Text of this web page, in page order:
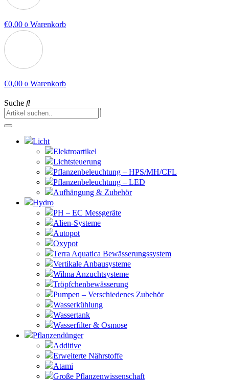
€0,00 0 Warenkorb
€0,00 0 Warenkorb
Suche
Licht
Elektroartikel
Lichtsteuerung
Pflanzenbeleuchtung – HPS/MH/CFL
Pflanzenbeleuchtung – LED
Aufhängung & Zubehör
Hydro
PH – EC Messgeräte
Alien-Systeme
Autopot
Oxypot
Terra Aquatica Bewässerungssystem
Vertikale Anbausysteme
Wilma Anzuchtsysteme
Tröpfchenbewässerung
Pumpen – Verschiedenes Zubehör
Wasserkühlung
Wassertank
Wasserfilter & Osmose
Pflanzendünger
Additive
Erweiterte Nährstoffe
Atami
Große Pflanzenwissenschaft